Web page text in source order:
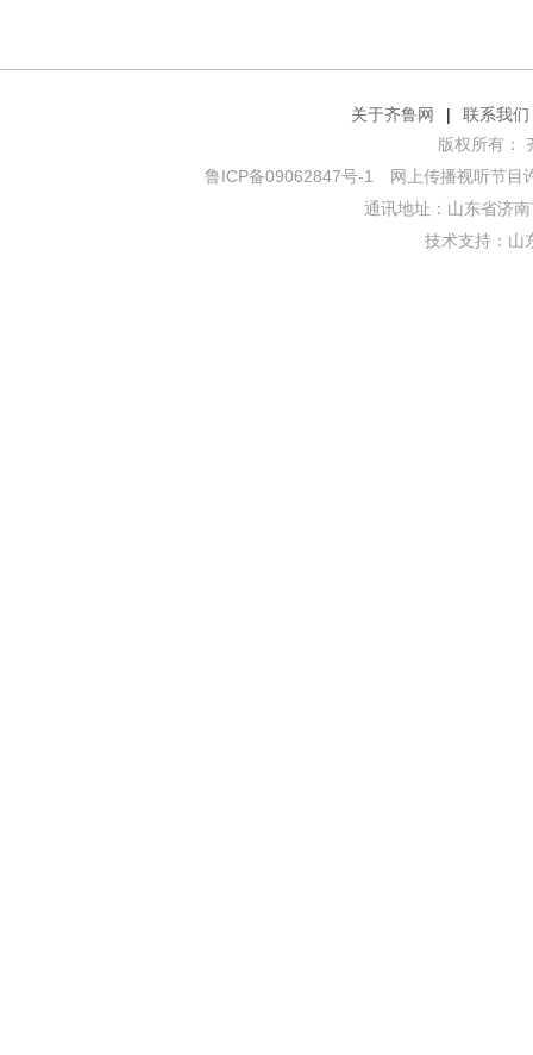
关于齐鲁网 |
联系我们
版权所有：
鲁ICP备09062847号-1
网上传播视听节目
通讯地址：山东省济
技术支持： 山